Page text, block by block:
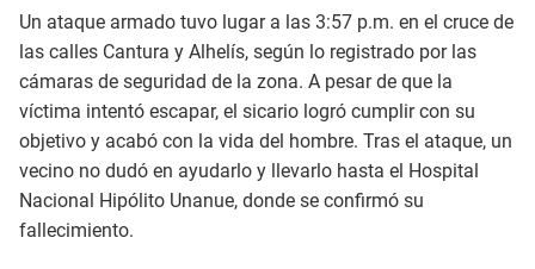
Un ataque armado tuvo lugar a las 3:57 p.m. en el cruce de
las calles Cantura y Alhelís, según lo registrado por las
cámaras de seguridad de la zona. A pesar de que la
víctima intentó escapar, el sicario logró cumplir con su
objetivo y acabó con la vida del hombre. Tras el ataque, un
vecino no dudó en ayudarlo y llevarlo hasta el Hospital
Nacional Hipólito Unanue, donde se confirmó su
fallecimiento.